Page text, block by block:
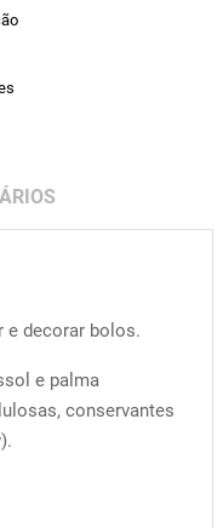
e decorar bolos.
e palma
conservantes